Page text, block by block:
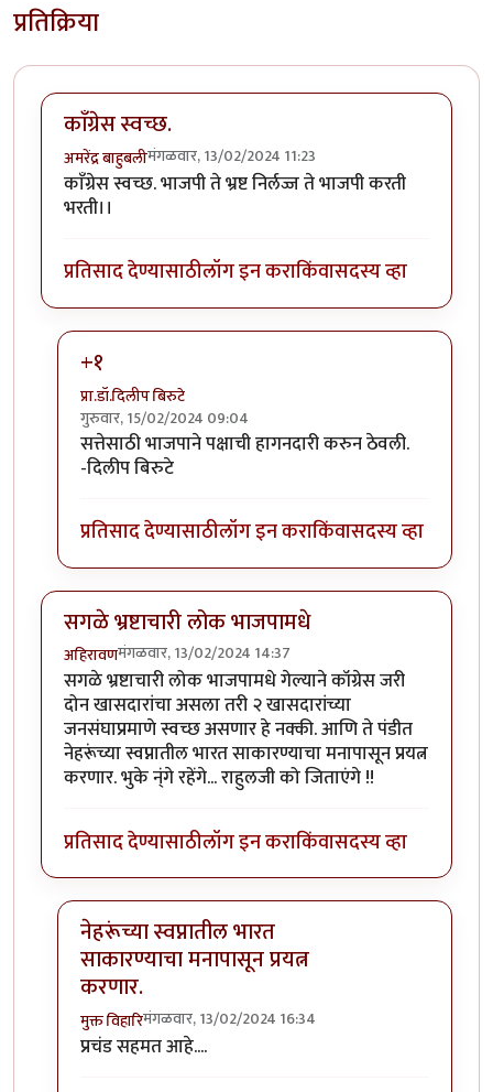
प्रतिक्रिया
काॅंग्रेस स्वच्छ.
अमरेंद्र बाहुबलीमंगळवार, 13/02/2024 11:23
काॅंग्रेस स्वच्छ. भाजपी ते भ्रष्ट निर्लज्ज ते भाजपी करती
भरती।।
प्रतिसाद देण्यासाठीलॉग इन कराकिंवासदस्य व्हा
+१
प्रा.डॉ.दिलीप बिरुटे
गुरुवार, 15/02/2024 09:04
In reply toकाॅंग्रेस स्वच्छ.byअमरेंद्र बाहुबली
सत्तेसाठी भाजपाने पक्षाची हागनदारी करुन ठेवली.
-दिलीप बिरुटे
प्रतिसाद देण्यासाठीलॉग इन कराकिंवासदस्य व्हा
सगळे भ्रष्टाचारी लोक भाजपामधे
अहिरावणमंगळवार, 13/02/2024 14:37
सगळे भ्रष्टाचारी लोक भाजपामधे गेल्याने कॉग्रेस जरी
दोन खासदारांचा असला तरी २ खासदारांच्या
जनसंघाप्रमाणे स्वच्छ असणार हे नक्की. आणि ते पंडीत
नेहरूंच्या स्वप्नातील भारत साकारण्याचा मनापासून प्रयत्न
करणार. भुके न्ंगे रहेंगे... राहुलजी को जिताएंगे !!
प्रतिसाद देण्यासाठीलॉग इन कराकिंवासदस्य व्हा
नेहरूंच्या स्वप्नातील भारत
साकारण्याचा मनापासून प्रयत्न
करणार.
मुक्त विहारिमंगळवार, 13/02/2024 16:34
In reply toसगळे भ्रष्टाचारी लोक भाजपामधे
प्रचंड सहमत आहे....